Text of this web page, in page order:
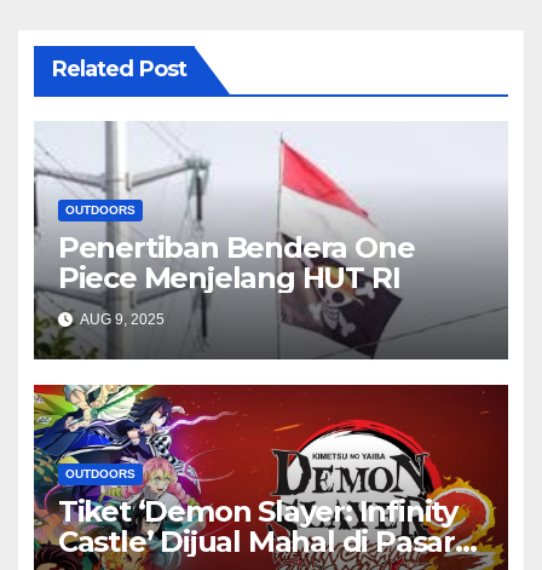
Related Post
OUTDOORS
Penertiban Bendera One
Piece Menjelang HUT RI
AUG 9, 2025
OUTDOORS
Tiket ‘Demon Slayer: Infinity
Castle’ Dijual Mahal di Pasar